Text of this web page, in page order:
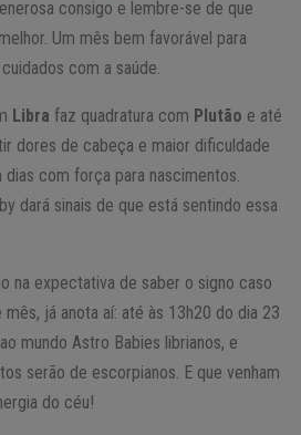
consigo e lembre-se de que
Um mês bem favorável para
com a saúde.
Libra faz quadratura com Plutão e até
dores de cabeça e maior dificuldade
com força para nascimentos.
dará sinais de que está sentindo essa
na expectativa de saber o signo caso
já anota aí: até às 13h20 do dia 23
mundo Astro Babies librianos, e
serão de escorpianos. E que venham
do céu!